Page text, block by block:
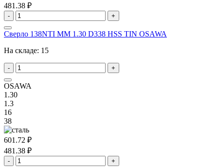
481.38 ₽
- +
Сверло 138NTI MM 1.30 D338 HSS TIN OSAWA
На складе: 15
- +
OSAWA
1.30
1.3
16
38
601.72 ₽
481.38 ₽
- +